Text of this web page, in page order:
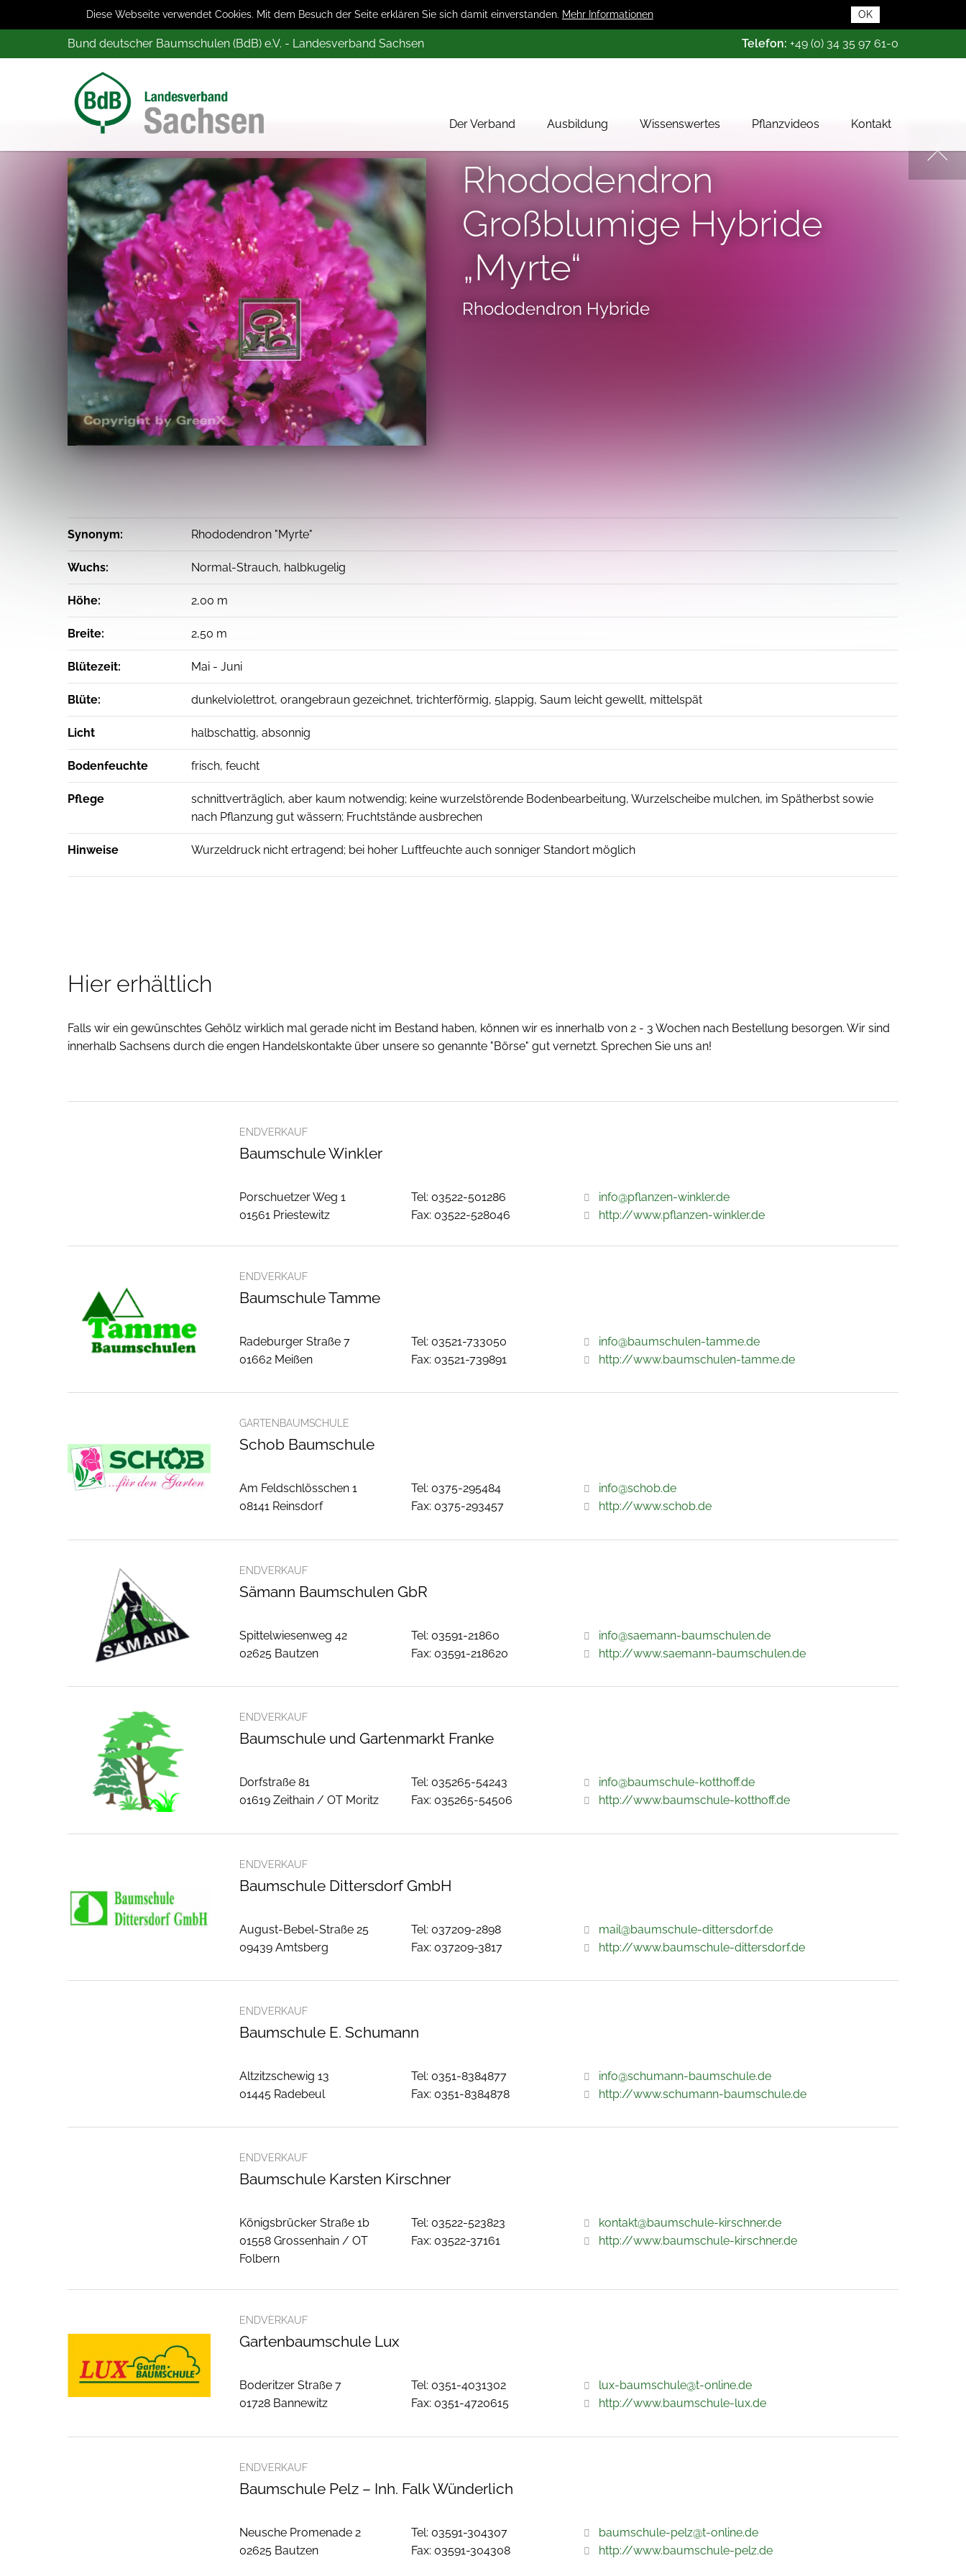
OK
Diese Webseite verwendet Cookies. Mit dem Besuch der Seite erklären Sie sich damit einverstanden. Mehr Informationen
Bund deutscher Baumschulen (BdB) e.V. - Landesverband Sachsen Telefon: +49 (0) 34 35 97 61-0
Der Verband
Über uns
Mitglieder
Werbung
Ausbildung Wissenswertes
Pflanzendatenbank
Pflanzenwissen
Das Baumschul-ABC
Baumschultypen
Pflanzvideos Kontakt
Rhododendron
Großblumige Hybride
„Myrte“
Rhododendron Hybride
Synonym: Rhododendron "Myrte"
Wuchs: Normal-Strauch, halbkugelig
Höhe: 2,00 m
Breite: 2,50 m
Blütezeit: Mai - Juni
Blüte: dunkelviolettrot, orangebraun gezeichnet, trichterförmig, 5lappig, Saum leicht gewellt, mittelspät
Licht halbschattig, absonnig
Bodenfeuchte frisch, feucht
Pflege
schnittverträglich, aber kaum notwendig; keine wurzelstörende Bodenbearbeitung, Wurzelscheibe mulchen, im Spätherbst sowie
nach Pflanzung gut wässern; Fruchtstände ausbrechen
Hinweise Wurzeldruck nicht ertragend; bei hoher Luftfeuchte auch sonniger Standort möglich
Hier erhältlich
Falls wir ein gewünschtes Gehölz wirklich mal gerade nicht im Bestand haben, können wir es innerhalb von 2 - 3 Wochen nach Bestellung besorgen. Wir sind
innerhalb Sachsens durch die engen Handelskontakte über unsere so genannte "Börse" gut vernetzt. Sprechen Sie uns an!
ENDVERKAUF
Baumschule Winkler
Porschuetzer Weg 1
01561 Priestewitz
Tel: 03522-501286
Fax: 03522-528046
info@pflanzen-winkler.de
http://www.pflanzen-winkler.de
ENDVERKAUF
Baumschule Tamme
Radeburger Straße 7
01662 Meißen
Tel: 03521-733050
Fax: 03521-739891
info@baumschulen-tamme.de
http://www.baumschulen-tamme.de
GARTENBAUMSCHULE
Schob Baumschule
Am Feldschlösschen 1
08141 Reinsdorf
Tel: 0375-295484
Fax: 0375-293457
info@schob.de
http://www.schob.de
ENDVERKAUF
Sämann Baumschulen GbR
Spittelwiesenweg 42
02625 Bautzen
Tel: 03591-21860
Fax: 03591-218620
info@saemann-baumschulen.de
http://www.saemann-baumschulen.de
ENDVERKAUF
Baumschule und Gartenmarkt Franke
Dorfstraße 81
01619 Zeithain / OT Moritz
Tel: 035265-54243
Fax: 035265-54506
info@baumschule-kotthoff.de
http://www.baumschule-kotthoff.de
ENDVERKAUF
Baumschule Dittersdorf GmbH
August-Bebel-Straße 25
09439 Amtsberg
Tel: 037209-2898
Fax: 037209-3817
mail@baumschule-dittersdorf.de
http://www.baumschule-dittersdorf.de
ENDVERKAUF
Baumschule E. Schumann
Altzitzschewig 13
01445 Radebeul
Tel: 0351-8384877
Fax: 0351-8384878
info@schumann-baumschule.de
http://www.schumann-baumschule.de
ENDVERKAUF
Baumschule Karsten Kirschner
Königsbrücker Straße 1b
01558 Grossenhain / OT
Folbern
Tel: 03522-523823
Fax: 03522-37161
kontakt@baumschule-kirschner.de
http://www.baumschule-kirschner.de
ENDVERKAUF
Gartenbaumschule Lux
Boderitzer Straße 7
01728 Bannewitz
Tel: 0351-4031302
Fax: 0351-4720615
lux-baumschule@t-online.de
http://www.baumschule-lux.de
ENDVERKAUF
Baumschule Pelz – Inh. Falk Wünderlich
Neusche Promenade 2
02625 Bautzen
Tel: 03591-304307
Fax: 03591-304308
baumschule-pelz@t-online.de
http://www.baumschule-pelz.de